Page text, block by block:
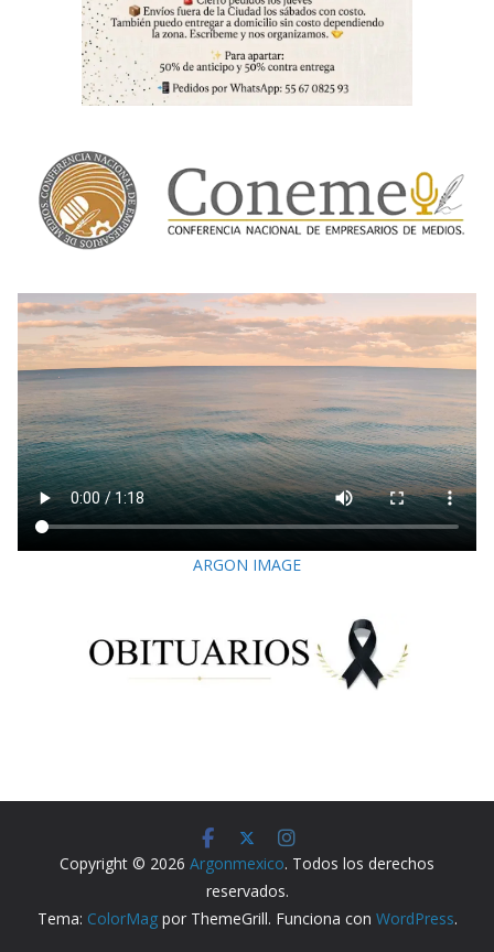
ARGON IMAGE
Copyright © 2026 Argonmexico. Todos los derechos
reservados.
Tema: ColorMagpor ThemeGrill. Funciona con WordPress.